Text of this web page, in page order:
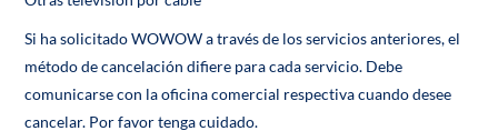
Si ha solicitado WOWOW a través de los servicios anteriores, el
método de cancelación difiere para cada servicio. Debe
comunicarse con la oficina comercial respectiva cuando desee
cancelar. Por favor tenga cuidado.